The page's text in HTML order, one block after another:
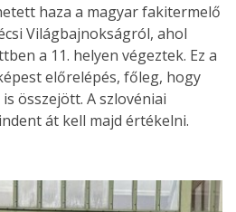
haza a magyar fakitermelő
Világbajnokságról, ahol
a 11. helyen végeztek. Ez a
előrelépés, főleg, hogy
összejött. A szlovéniai
át kell majd értékelni.